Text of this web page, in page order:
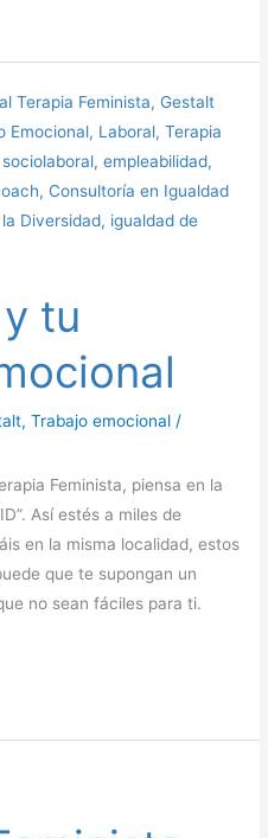
tu
,Trabajo emocional /
Feminista, piensa en la
Así estés a miles de
en la misma localidad, estos
que te supongan un
no sean fáciles para ti.